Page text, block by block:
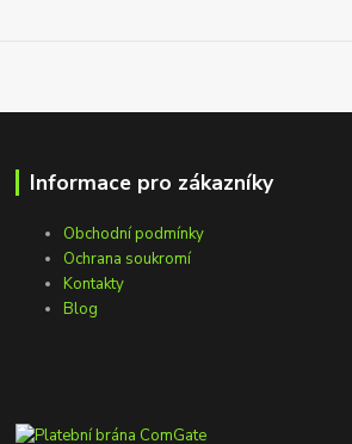
Informace pro zákazníky
Obchodní podmínky
Ochrana soukromí
Kontakty
Blog